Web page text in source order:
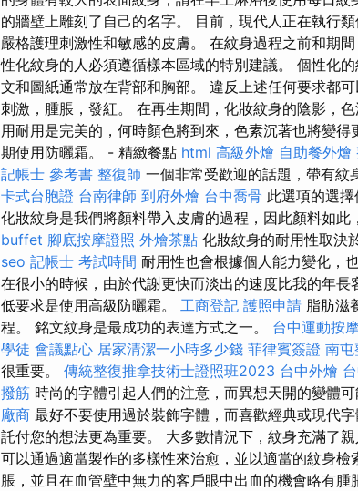
的牆壁上雕刻了自己的名字。 目前，現代人正在執行
嚴格護理刺激性和敏感的皮膚。 在紋身過程之前和期
性化紋身的人必須遵循樣本區域的特別建議。 個性化
文和圖紙通常放在背部和胸部。 違反上述任何要求都
刺激，腫脹，發紅。 在再生期間，化妝紋身的陰影，
用耐用是完美的，何時顏色將到來，色素沉著也將變
期使用防曬霜。 - 精緻餐點 html 高級外燴 自助餐外燴
記帳士 參考書 整復師 一個非常受歡迎的話題，帶有紋
卡式台胞證 台南律師 到府外燴 台中喬骨 此選項的選擇
化妝紋身是我們將顏料帶入皮膚的過程，因此顏料如此
buffet 腳底按摩證照 外燴茶點 化妝紋身的耐用性取決
seo 記帳士 考試時間 耐用性也會根據個人能力變化，
在很小的時候，由於代謝更快而淡出的速度比我的年長
低要求是使用高級防曬霜。 工商登記 護照申請 脂肪滋
程。 銘文紋身是最成功的表達方式之一。 台中運動按
學徒 會議點心 居家清潔一小時多少錢 菲律賓簽證 南屯
很重要。 傳統整復推拿技術士證照班2023 台中外燴
撥筋 時尚的字體引起人們的注意，而異想天開的變體
廠商 最好不要使用過於裝飾字體，而喜歡經典或現代
託付您的想法更為重要。 大多數情況下，紋身充滿了
可以通過適當製作的多樣性來治愈，並以適當的紋身檢
脹，並且在血管壁中無力的客戶眼中出血的機會略有腫